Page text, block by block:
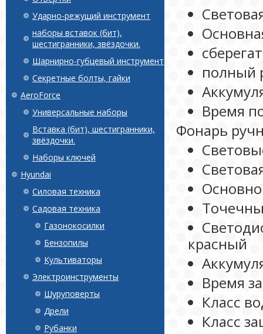
Ударно-режущий инструмент
наборы вставок (бит),
шестигранники, звёздочки.
Шарнирно-губцевый инструмент
Секретные болты, гайки
AeroForce
Универсальные наборы
Вставка (бит), шестигранники,
звёздочки.
Наборы ключей
Hyundai
Силовая техника
Садовая техника
Газонокосилки
Бензопилы
Культиваторы
Электроинструменты
Шуруповерты
Дрели
Рубанки
полный
Время
Фонарь
красный
Время
Класс
Класс